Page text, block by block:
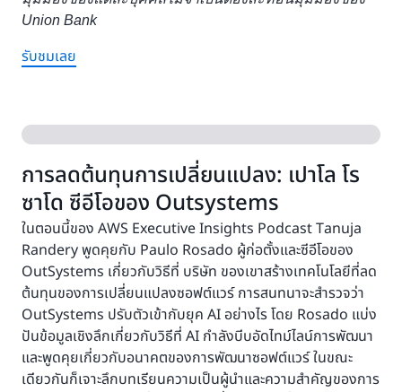
Union Bank
รับชมเลย
การลดต้นทุนการเปลี่ยนแปลง: เปาโล โร
ซาโด ซีอีโอของ Outsystems
ในตอนนี้ของ AWS Executive Insights Podcast Tanuja
Randery พูดคุยกับ Paulo Rosado ผู้ก่อตั้งและซีอีโอของ
OutSystems เกี่ยวกับวิธีที่ บริษัท ของเขาสร้างเทคโนโลยีที่ลด
ต้นทุนของการเปลี่ยนแปลงซอฟต์แวร์ การสนทนาจะสำรวจว่า
OutSystems ปรับตัวเข้ากับยุค AI อย่างไร โดย Rosado แบ่ง
ปันข้อมูลเชิงลึกเกี่ยวกับวิธีที่ AI กำลังบีบอัดไทม์ไลน์การพัฒนา
และพูดคุยเกี่ยวกับอนาคตของการพัฒนาซอฟต์แวร์ ในขณะ
เดียวกันก็เจาะลึกบทเรียนความเป็นผู้นำและความสำคัญของการ